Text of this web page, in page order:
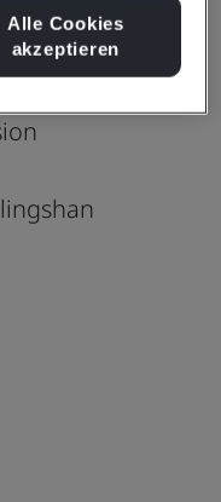
Alle Cookies
akzeptieren